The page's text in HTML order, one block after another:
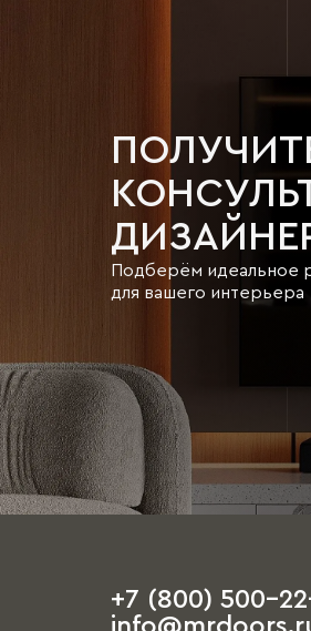
Подберём идеальное
для вашего интерьера
+7 (800) 500-